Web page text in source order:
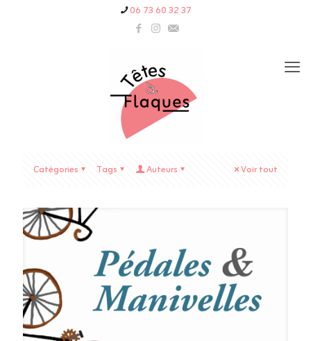
06 73 60 32 37
Catégories Tags Auteurs Voir tout